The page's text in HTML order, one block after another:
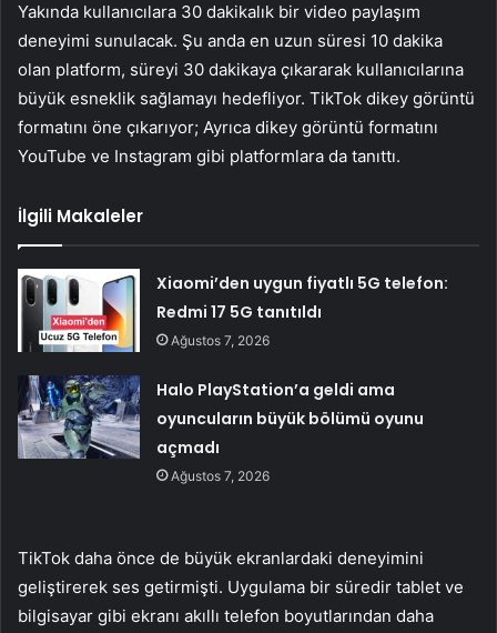
Yakında kullanıcılara 30 dakikalık bir video paylaşım
deneyimi sunulacak. Şu anda en uzun süresi 10 dakika
olan platform, süreyi 30 dakikaya çıkararak kullanıcılarına
büyük esneklik sağlamayı hedefliyor. TikTok dikey görüntü
formatını öne çıkarıyor; Ayrıca dikey görüntü formatını
YouTube ve Instagram gibi platformlara da tanıttı.
İlgili Makaleler
Xiaomi’den uygun fiyatlı 5G telefon:
Redmi 17 5G tanıtıldı
Ağustos 7, 2026
Halo PlayStation’a geldi ama
oyuncuların büyük bölümü oyunu
açmadı
Ağustos 7, 2026
TikTok daha önce de büyük ekranlardaki deneyimini
geliştirerek ses getirmişti. Uygulama bir süredir tablet ve
bilgisayar gibi ekranı akıllı telefon boyutlarından daha